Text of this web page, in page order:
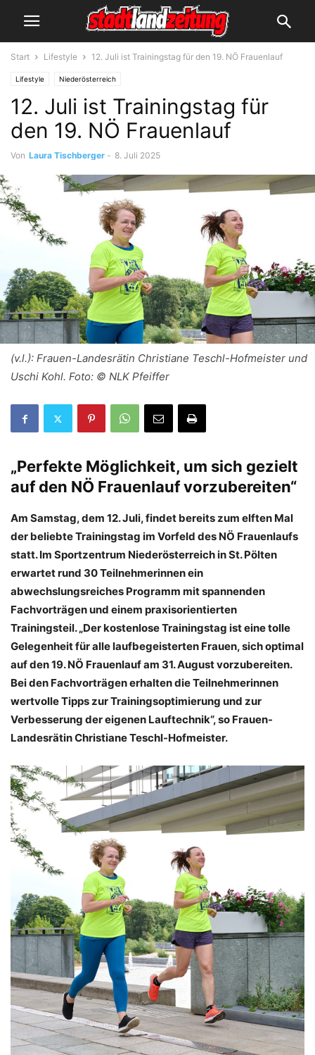
Start Lifestyle 12. Juli ist Trainingstag für den 19. NÖ Frauenlauf
Lifestyle Niederösterreich
12. Juli ist Trainingstag für
den 19. NÖ Frauenlauf
Von Laura Tischberger - 8. Juli 2025
(v.l.): Frauen-Landesrätin Christiane Teschl-Hofmeister und
Uschi Kohl. Foto: © NLK Pfeiffer
„Perfekte Möglichkeit, um sich gezielt
auf den NÖ Frauenlauf vorzubereiten“
Am Samstag, dem 12. Juli, findet bereits zum elften Mal
der beliebte Trainingstag im Vorfeld des NÖ Frauenlaufs
statt. Im Sportzentrum Niederösterreich in St. Pölten
erwartet rund 30 Teilnehmerinnen ein
abwechslungsreiches Programm mit spannenden
Fachvorträgen und einem praxisorientierten
Trainingsteil. „Der kostenlose Trainingstag ist eine tolle
Gelegenheit für alle laufbegeisterten Frauen, sich optimal
auf den 19. NÖ Frauenlauf am 31. August vorzubereiten.
Bei den Fachvorträgen erhalten die Teilnehmerinnen
wertvolle Tipps zur Trainingsoptimierung und zur
Verbesserung der eigenen Lauftechnik“, so Frauen-
Landesrätin Christiane Teschl-Hofmeister.